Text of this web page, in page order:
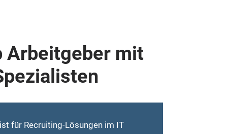
Arbeitgeber mit
für Recruiting-Lösungen im IT